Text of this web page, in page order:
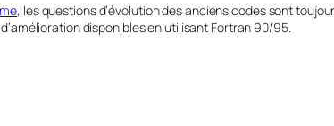
, les questions d’évolution des anciens codes sont
disponibles en utilisant Fortran 90/95.